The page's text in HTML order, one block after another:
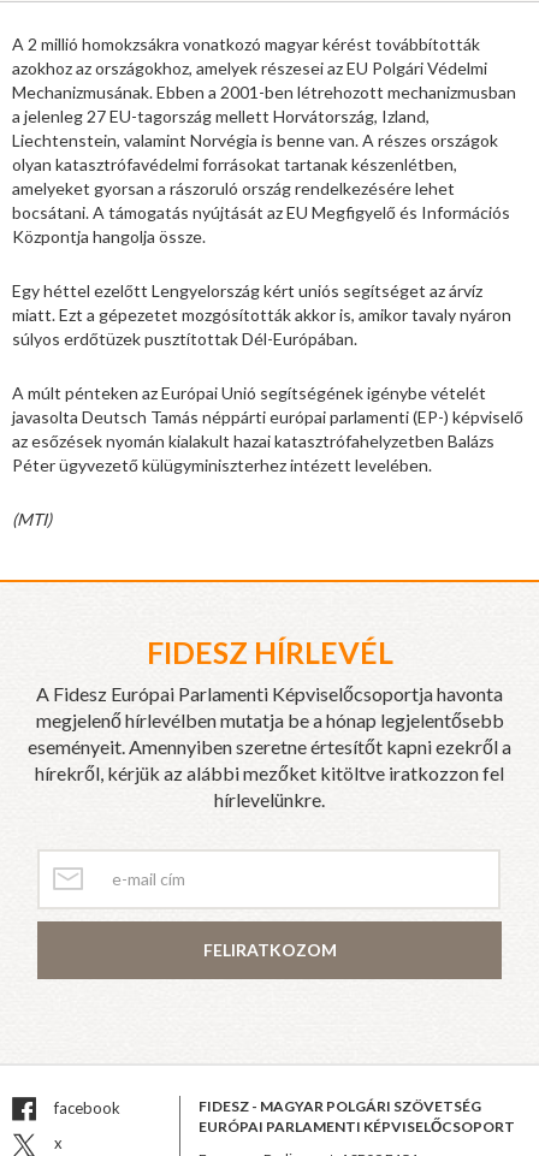
A 2 millió homokzsákra vonatkozó magyar kérést továbbították
azokhoz az országokhoz, amelyek részesei az EU Polgári Védelmi
Mechanizmusának. Ebben a 2001-ben létrehozott mechanizmusban
a jelenleg 27 EU-tagország mellett Horvátország, Izland,
Liechtenstein, valamint Norvégia is benne van. A részes országok
olyan katasztrófavédelmi forrásokat tartanak készenlétben,
amelyeket gyorsan a rászoruló ország rendelkezésére lehet
bocsátani. A támogatás nyújtását az EU Megfigyelő és Információs
Központja hangolja össze.
Egy héttel ezelőtt Lengyelország kért uniós segítséget az árvíz
miatt. Ezt a gépezetet mozgósították akkor is, amikor tavaly nyáron
súlyos erdőtüzek pusztítottak Dél-Európában.
A múlt pénteken az Európai Unió segítségének igénybe vételét
javasolta Deutsch Tamás néppárti európai parlamenti (EP-) képviselő
az esőzések nyomán kialakult hazai katasztrófahelyzetben Balázs
Péter ügyvezető külügyminiszterhez intézett levelében.
(MTI)
FIDESZ HÍRLEVÉL
A Fidesz Európai Parlamenti Képviselőcsoportja havonta
megjelenő hírlevélben mutatja be a hónap legjelentősebb
eseményeit. Amennyiben szeretne értesítőt kapni ezekről a
hírekről, kérjük az alábbi mezőket kitöltve iratkozzon fel
hírlevelünkre.
FELIRATKOZOM
facebook
x
FIDESZ - MAGYAR POLGÁRI SZÖVETSÉG
EURÓPAI PARLAMENTI KÉPVISELŐCSOPORT